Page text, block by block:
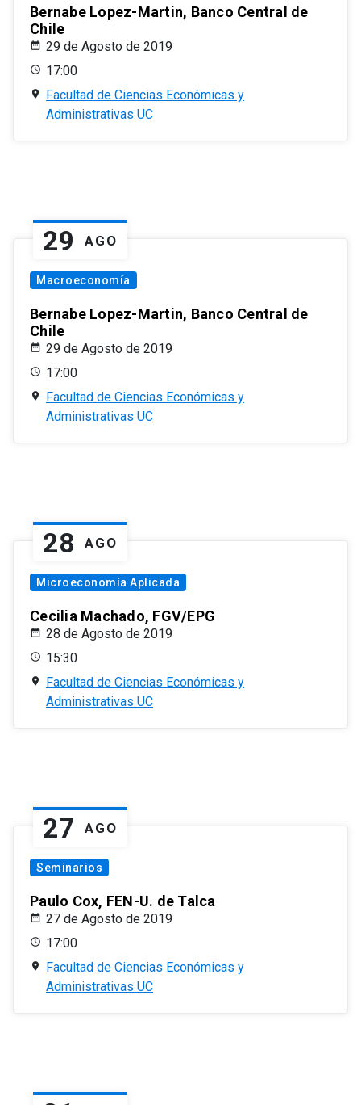
Bernabe Lopez-Martin, Banco Central de
Chile
29 de Agosto de 2019
17:00
Facultad de Ciencias Económicas y
Administrativas UC
29 AGO
Macroeconomía
Bernabe Lopez-Martin, Banco Central de
Chile
29 de Agosto de 2019
17:00
Facultad de Ciencias Económicas y
Administrativas UC
28 AGO
Microeconomía Aplicada
Cecilia Machado, FGV/EPG
28 de Agosto de 2019
15:30
Facultad de Ciencias Económicas y
Administrativas UC
27 AGO
Seminarios
Paulo Cox, FEN-U. de Talca
27 de Agosto de 2019
17:00
Facultad de Ciencias Económicas y
Administrativas UC